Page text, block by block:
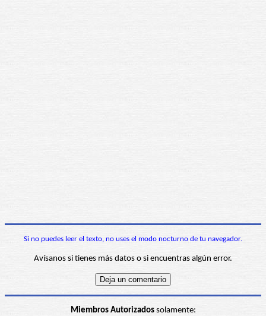
Si no puedes leer el texto, no uses el modo nocturno de tu navegador.
Avísanos si tienes más datos o si encuentras algún error.
Miembros Autorizadossolamente: